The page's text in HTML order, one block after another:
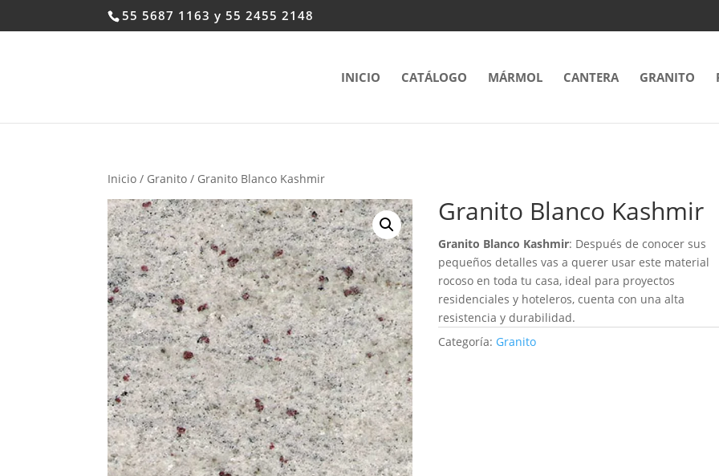
55 5687 1163 y 55 2455 2148
INICIO CATÁLOGO MÁRMOL CANTERA GRANITO
Inicio / Granito / Granito Blanco Kashmir
Granito Blanco Kashmir
Granito Blanco Kashmir: Después de conocer sus
pequeños detalles vas a querer usar este material
rocoso en toda tu casa, ideal para proyectos
residenciales y hoteleros, cuenta con una alta
resistencia y durabilidad.
Categoría: Granito